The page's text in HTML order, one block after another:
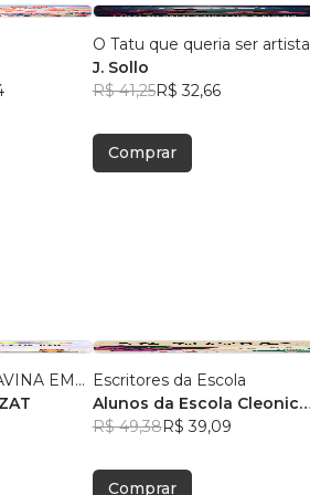
O Tatu que queria ser artista
J. Sollo
R$ 41,25R$ 32,66
Comprar
EM... Escritores da Escola
Alunos da Escola Cleonice
Bezerra, +2
R$ 49,38R$ 39,09
Comprar